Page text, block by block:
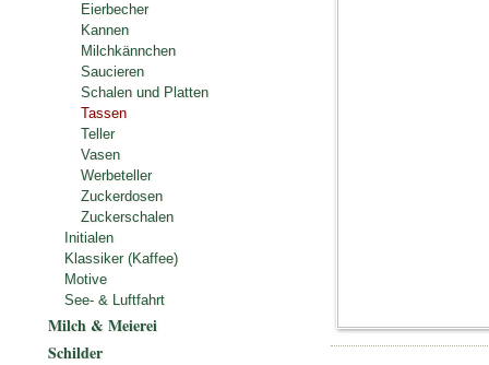
Eierbecher
Kannen
Milchkännchen
Saucieren
Schalen und Platten
Tassen
Teller
Vasen
Werbeteller
Zuckerdosen
Zuckerschalen
Initialen
Klassiker (Kaffee)
Motive
See- & Luftfahrt
Milch & Meierei
Schilder